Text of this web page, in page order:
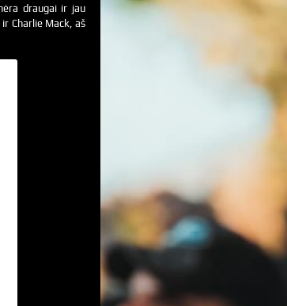
draugai ir jau
Charlie Mack, aš